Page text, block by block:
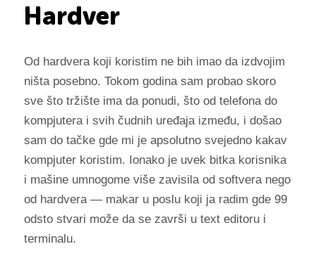
Hardver
Od hardvera koji koristim ne bih imao da izdvojim
ništa posebno. Tokom godina sam probao skoro
sve što tržište ima da ponudi, što od telefona do
kompjutera i svih čudnih uređaja između, i došao
sam do tačke gde mi je apsolutno svejedno kakav
kompjuter koristim. Ionako je uvek bitka korisnika
i mašine umnogome više zavisila od softvera nego
od hardvera — makar u poslu koji ja radim gde 99
odsto stvari može da se završi u text editoru i
terminalu.